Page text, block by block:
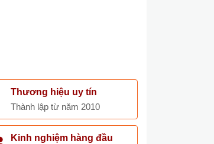
Thương hiệu uy tín
Thành lập từ năm 2010
Kinh nghiệm hàng đầu